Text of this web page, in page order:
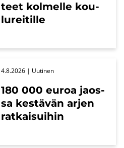
teet kol­mel­le kou­
lu­rei­til­le
180 000 euroa jaos­
sa kes­tä­vän arjen
rat­kai­sui­hin
4.8.2026 | Uu­ti­nen